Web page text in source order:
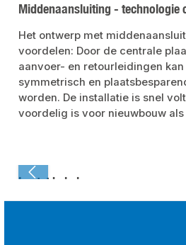
Middenaansluiting - technologie
Het ontwerp met
voordelen: Door de centrale
aanvoer- en retourleidingen
symmetrisch en
worden. De installatie is snel
voordelig is voor nieuwbouw
Laatst bekeken: